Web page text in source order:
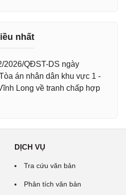
nhất
2026/QĐST-DS ngày
án nhân dân khu vực 1 -
Long về tranh chấp hợp
DỊCH VỤ
Tra cứu văn bản
Phân tích văn bản